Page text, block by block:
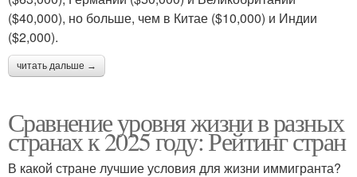
($40,000), но больше, чем в Китае ($10,000) и Индии
($2,000).
читать дальше →
Сравнение уровня жизни в разных
странах к 2025 году: Рейтинг стран
В какой стране лучшие условия для жизни иммигранта?